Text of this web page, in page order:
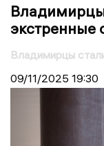
Владимирцы
экстренные
Владимирцы
09/11/2025 19:30